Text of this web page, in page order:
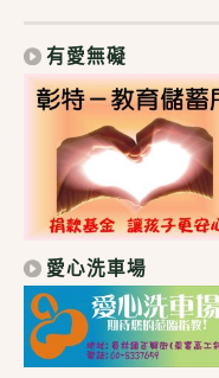
有愛無礙
愛心洗車場